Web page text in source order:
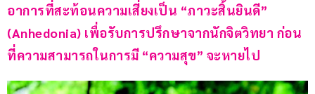
อาการที่สะท้อนความเสี่ยงเป็น “ภาวะสิ้นยินดี”
(Anhedonia) เพื่อรับการปรึกษาจากนักจิตวิทยา ก่อน
ที่ความสามารถในการมี “ความสุข” จะหายไป